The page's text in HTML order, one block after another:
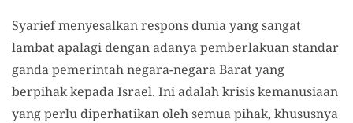
Syarief menyesalkan respons dunia yang sangat
lambat apalagi dengan adanya pemberlakuan standar
ganda pemerintah negara-negara Barat yang
berpihak kepada Israel. Ini adalah krisis kemanusiaan
yang perlu diperhatikan oleh semua pihak, khususnya